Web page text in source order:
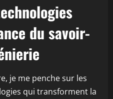
du savoir-
je me penche sur les
qui transforment la